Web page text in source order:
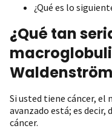
¿Qué es lo
¿Qué tan
Si usted tiene cáncer, el
avanzado está; es
cáncer.